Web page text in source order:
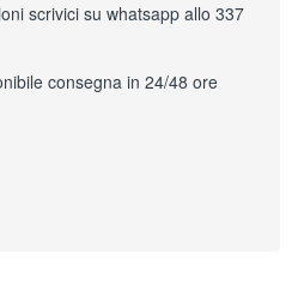
scrivici su whatsapp allo 337
consegna in 24/48 ore